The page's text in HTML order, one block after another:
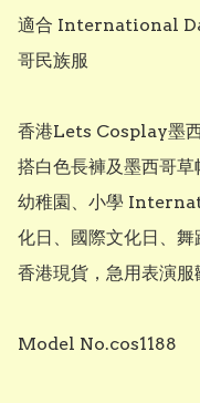
適合 International
哥民族服
香港Lets Cosplay墨
搭白色長褲及墨西哥
幼稚園、小學
化日、國際文化日、舞
香港現貨，急用表演服
Model No.cos1188